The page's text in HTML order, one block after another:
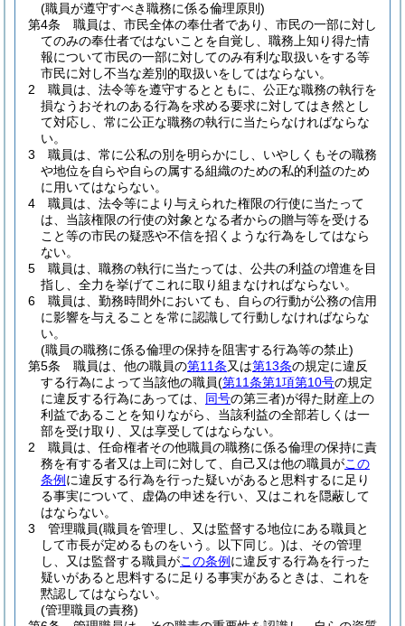
(職員が遵守すべき職務に係る倫理原則)
第4条
職員は、市民全体の奉仕者であり、市民の一部に対し
てのみの奉仕者ではないことを自覚し、職務上知り得た情
報について市民の一部に対してのみ有利な取扱いをする等
市民に対し不当な差別的取扱いをしてはならない。
2
職員は、法令等を遵守するとともに、公正な職務の執行を
損なうおそれのある行為を求める要求に対してはき然とし
て対応し、常に公正な職務の執行に当たらなければならな
い。
3
職員は、常に公私の別を明らかにし、いやしくもその職務
や地位を自らや自らの属する組織のための私的利益のため
に用いてはならない。
4
職員は、法令等により与えられた権限の行使に当たって
は、当該権限の行使の対象となる者からの贈与等を受ける
こと等の市民の疑惑や不信を招くような行為をしてはなら
ない。
5
職員は、職務の執行に当たっては、公共の利益の増進を目
指し、全力を挙げてこれに取り組まなければならない。
6
職員は、勤務時間外においても、自らの行動が公務の信用
に影響を与えることを常に認識して行動しなければならな
い。
(職員の職務に係る倫理の保持を阻害する行為等の禁止)
第5条
職員は、他の職員の第11条又は第13条の規定に違反
する行為によって当該他の職員(第11条第1項第10号の規定
に違反する行為にあっては、 同号の第三者)が得た財産上の
利益であることを知りながら、当該利益の全部若しくは一
部を受け取り、又は享受してはならない。
2
職員は、任命権者その他職員の職務に係る倫理の保持に責
務を有する者又は上司に対して、自己又は他の職員がこの
条例 に違反する行為を行った疑いがあると思料するに足り
る事実について、虚偽の申述を行い、又はこれを隠蔽して
はならない。
3
管理職員(職員を管理し、又は監督する地位にある職員と
して市長が定めるものをいう。以下同じ。)は、その管理
し、又は監督する職員がこの条例 に違反する行為を行った
疑いがあると思料するに足りる事実があるときは、これを
黙認してはならない。
(管理職員の責務)